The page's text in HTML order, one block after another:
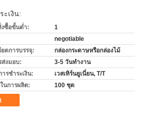
ะเงิน:
ซื้อขั้นต่ำ:
1
negotiable
ยดการบรรจุ:
กล่องกระดาษหรือกล่องไม้
ส่งมอบ:
3-5 วันทำงาน
ารชำระเงิน:
เวสเทิร์นยูเนี่ยน, T/T
นการผลิต:
100 ชุด